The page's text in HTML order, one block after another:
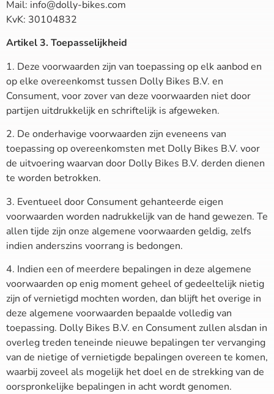
Mail: info@dolly-bikes.com
KvK: 30104832
Artikel 3. Toepasselijkheid
1. Deze voorwaarden zijn van toepassing op elk aanbod en
op elke overeenkomst tussen Dolly Bikes B.V. en
Consument, voor zover van deze voorwaarden niet door
partijen uitdrukkelijk en schriftelijk is afgeweken.
2. De onderhavige voorwaarden zijn eveneens van
toepassing op overeenkomsten met Dolly Bikes B.V. voor
de uitvoering waarvan door Dolly Bikes B.V. derden dienen
te worden betrokken.
3. Eventueel door Consument gehanteerde eigen
voorwaarden worden nadrukkelijk van de hand gewezen. Te
allen tijde zijn onze algemene voorwaarden geldig, zelfs
indien anderszins voorrang is bedongen.
4. Indien een of meerdere bepalingen in deze algemene
voorwaarden op enig moment geheel of gedeeltelijk nietig
zijn of vernietigd mochten worden, dan blijft het overige in
deze algemene voorwaarden bepaalde volledig van
toepassing. Dolly Bikes B.V. en Consument zullen alsdan in
overleg treden teneinde nieuwe bepalingen ter vervanging
van de nietige of vernietigde bepalingen overeen te komen,
waarbij zoveel als mogelijk het doel en de strekking van de
oorspronkelijke bepalingen in acht wordt genomen.